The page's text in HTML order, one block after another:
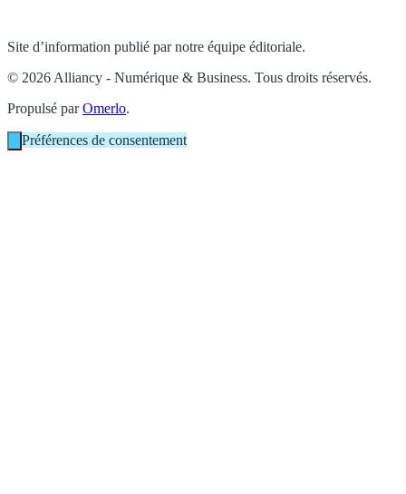
Site d’information publié par notre équipe éditoriale.
© 2026 Alliancy - Numérique & Business. Tous droits réservés.
Propulsé parOmerlo.
Préférences de consentement